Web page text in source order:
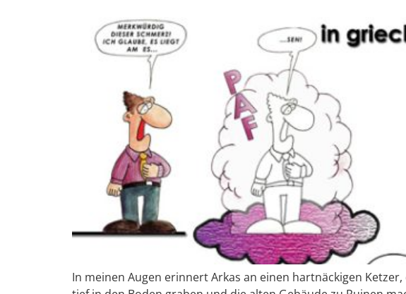
In meinen Augen erinnert Arkas an einen hartnäckigen